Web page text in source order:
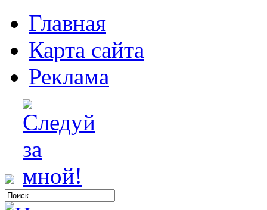
Главная
Карта сайта
Реклама